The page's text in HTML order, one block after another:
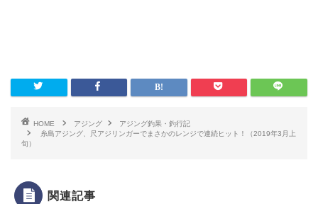
HOME アジング
アジング釣果・釣行記
糸島アジング、尺アジリンガーでまさかのレンジで連続ヒット！（2019年3月上
旬）
関連記事